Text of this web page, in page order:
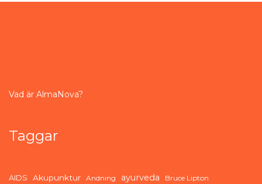
Vad är AlmaNova?
Taggar
AIDS Akupunktur Andning ayurveda Bruce Lipton